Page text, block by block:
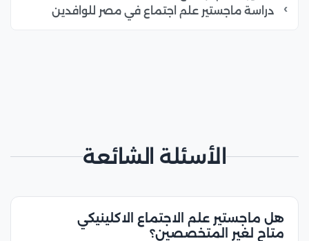
دراسة ماجستير علم اجتماع في مصر للوافدين
الأسئلة الشائعة
هل ماجستير علم الاجتماع الاكلينيكي
متاح لغير المتخصصين؟